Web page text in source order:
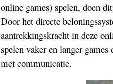
online games) spelen, doen
Door het directe
aantrekkingskracht in deze
spelen vaker en langer
met communicatie.